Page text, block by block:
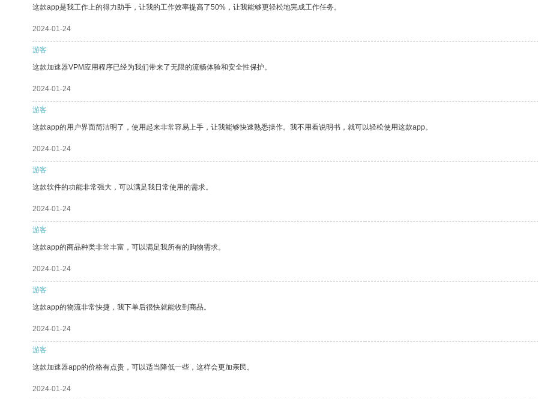
这款app是我工作上的得力助手，让我的工作效率提高了50%，让我能够更轻松地完成工作任务。
2024-01-24
游客
这款加速器VPM应用程序已经为我们带来了无限的流畅体验和安全性保护。
2024-01-24
游客
这款app的用户界面简洁明了，使用起来非常容易上手，让我能够快速熟悉操作。我不用看说明书，就可以轻松使用这款app。
2024-01-24
游客
这款软件的功能非常强大，可以满足我日常使用的需求。
2024-01-24
游客
这款app的商品种类非常丰富，可以满足我所有的购物需求。
2024-01-24
游客
这款app的物流非常快捷，我下单后很快就能收到商品。
2024-01-24
游客
这款加速器app的价格有点贵，可以适当降低一些，这样会更加亲民。
2024-01-24